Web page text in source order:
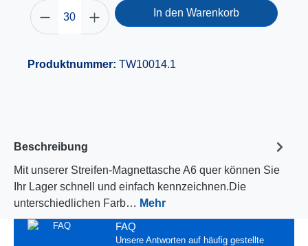
In den Warenkorb
Produktnummer: TW10014.1
Beschreibung
Mit unserer Streifen-Magnettasche A6 quer können Sie
Ihr Lager schnell und einfach kennzeichnen.Die
unterschiedlichen Farb… Mehr
FAQ
Unsere Antworten auf häufig gestellte